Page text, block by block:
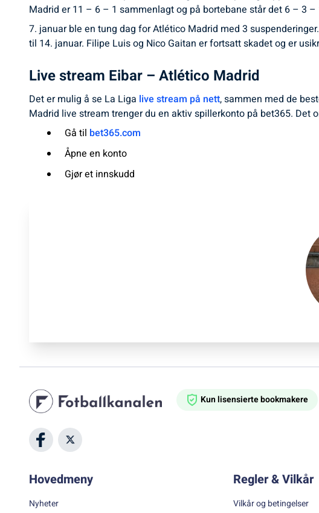
Madrid er 11 – 6 – 1 sammenlagt og på bortebane står det 6 – 3
7. januar ble en tung dag for Atlético Madrid med 3
til 14. januar. Filipe Luis og Nico Gaitan er fortsatt skadet og er
Live stream Eibar – Atlético Madrid
Det er mulig å se La Liga live stream på nett, sammen med de
Madrid live stream trenger du en aktiv spillerkonto på bet365. Det
Gå til bet365.com
Åpne en konto
Gjør et innskudd
Kun lisensierte bookmakere
Hovedmeny
Nyheter
Regler & Vilkår
Vilkår og betingelser